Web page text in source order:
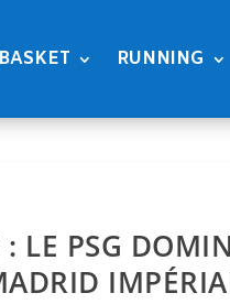
BASKET RUNNING
LE PSG